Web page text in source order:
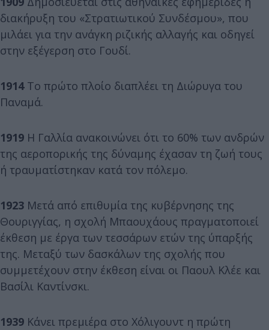
διακήρυξη του «Στρατιωτικού Συνδέσμου», που
μιλάει για την ανάγκη ριζικής αλλαγής και οδηγεί
στην εξέγερση στο Γουδί.
1914 Το πρώτο πλοίο διαπλέει τη Διώρυγα του
Παναμά.
1919 Η Γαλλία ανακοινώνει ότι το 60% των ανδρών
της αεροπορικής της δύναμης έχασαν τη ζωή τους
ή τραυματίστηκαν κατά τον πόλεμο.
1923 Μετά από επιθυμία της κυβέρνησης της
Θουριγγίας, η σχολή Μπαουχάους πραγματοποιεί
έκθεση με έργα των τεσσάρων ετών της ύπαρξής
της. Μεταξύ των δασκάλων της σχολής που
συμμετέχουν στην έκθεση είναι οι Παουλ Κλέε και
Βασίλι Καντίνσκι.
1939 Κάνει πρεμιέρα στο Χόλιγουντ η πρώτη